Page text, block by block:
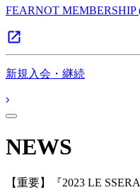
FEARNOT MEMBERSHIP
新規入会・継続
NEWS
【重要】『2023 LE